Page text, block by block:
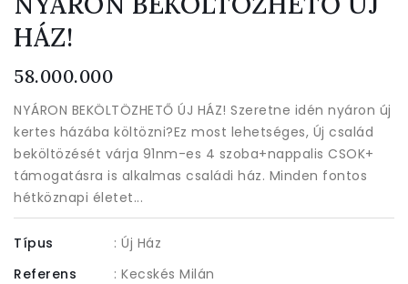
HÁZ!
Normál
ár
58.000.000
NYÁRON BEKÖLTÖZHETŐ ÚJ HÁZ! Szeretne idén nyáron új
kertes házába költözni?Ez most lehetséges, Új család
beköltözését várja 91nm-es 4 szoba+nappalis CSOK+
támogatásra is alkalmas családi ház. Minden fontos
hétköznapi életet...
Típus
: Új Ház
Referens
: Kecskés Milán